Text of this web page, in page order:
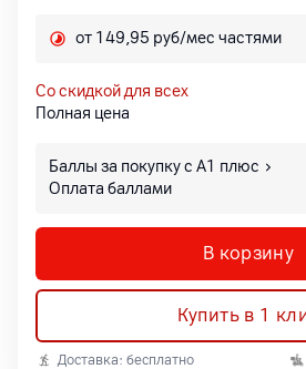
от 149,95 руб/мес частями
со скидкой для всех
Полная цена
Баллы за покупку с А1 плюс
Оплата баллами
В корзину
Купить в 1
Доставка: бесплатно